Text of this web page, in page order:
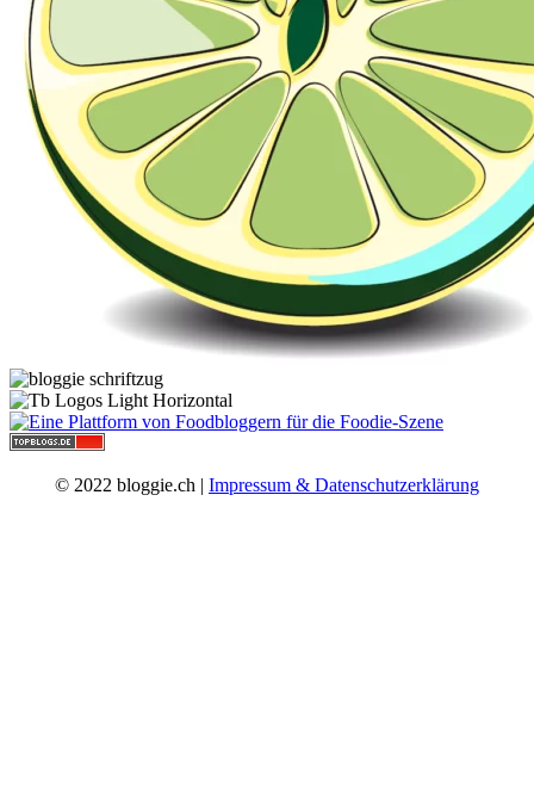
© 2022 bloggie.ch | Impressum & Datenschutzerklärung